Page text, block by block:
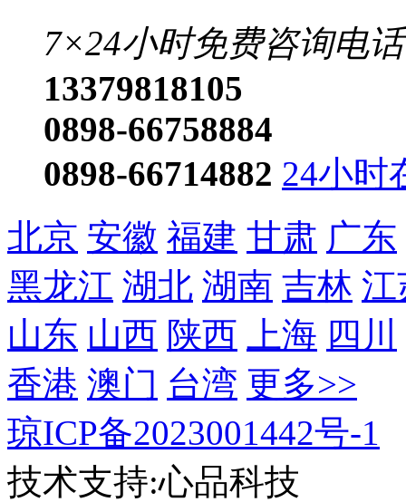
7×24小时免费咨询电话
13379818105
0898-66758884
0898-66714882 24小时
北京 安徽 福建 甘肃 广东
黑龙江 湖北 湖南 吉林 江
山东 山西 陕西 上海 四川
香港 澳门 台湾 更多>>
琼ICP备2023001442号-1
技术支持:心品科技